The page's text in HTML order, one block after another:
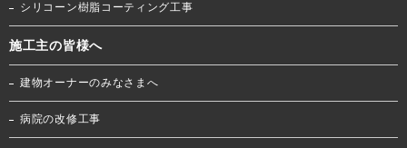
シリコーン樹脂コーティング工事
施工主の皆様へ
建物オーナーのみなさまへ
病院の改修工事